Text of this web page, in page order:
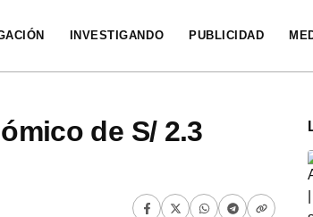
INVESTIGANDO PUBLICIDAD
de S/ 2.3